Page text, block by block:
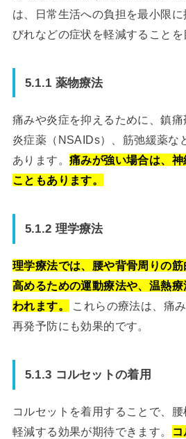
は、日常生活への負担を最小限に
びれなどの症状を軽減することを
5.1.1 薬物療法
痛みや炎症を抑えるために、鎮
炎症薬（NSAIDs）、筋弛緩薬な
あります。 痛みが強い場合は、
こともあります。
5.1.2 理学療法
理学療法では、腰や背骨周りの
高めるための運動療法や、温熱
われます。
これらの療法は、痛
再発予防にも効果的です。
5.1.3 コルセットの着用
コルセットを着用することで、
軽減する効果が期待できます。